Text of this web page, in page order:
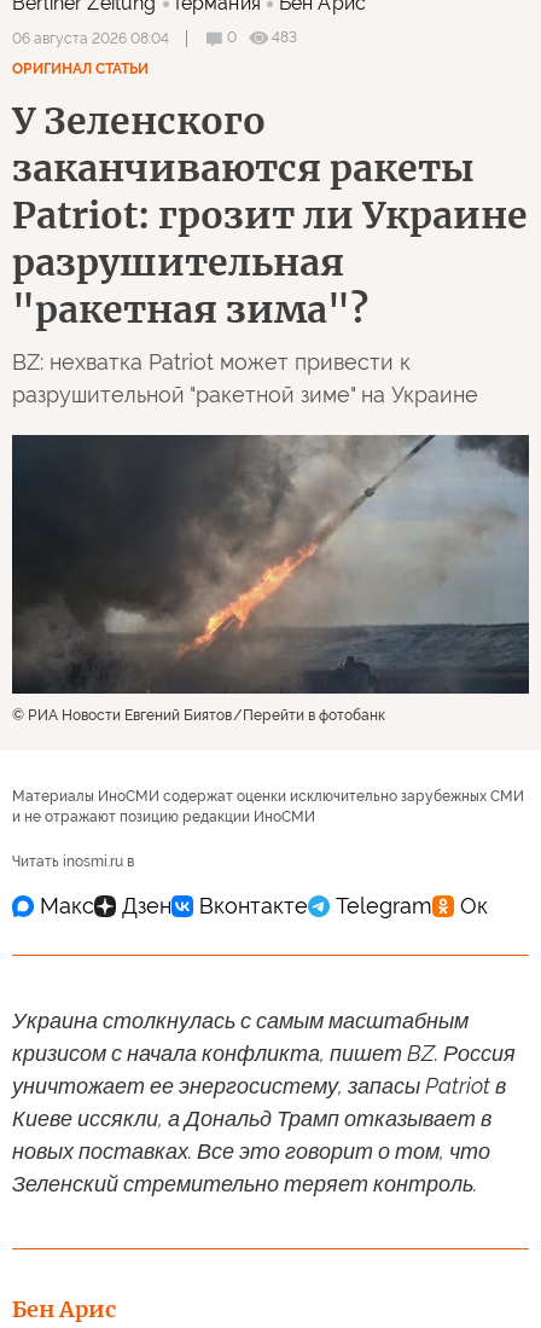
06 августа 2026 08:04 0
483
ОРИГИНАЛ СТАТЬИ
У Зеленского
заканчиваются ракеты
Patriot: грозит ли Украине
разрушительная
"ракетная зима"?
BZ: нехватка Patriot может привести к
разрушительной "ракетной зиме" на Украине
© РИА Новости Евгений Биятов Перейти в фотобанк
Материалы ИноСМИ содержат оценки исключительно зарубежных СМИ
и не отражают позицию редакции ИноСМИ
Читать inosmi.ru в
Украина столкнулась с самым масштабным
кризисом с начала конфликта, пишет BZ. Россия
уничтожает ее энергосистему, запасы Patriot в
Киеве иссякли, а Дональд Трамп отказывает в
новых поставках. Все это говорит о том, что
Зеленский стремительно теряет контроль.
Бен Арис